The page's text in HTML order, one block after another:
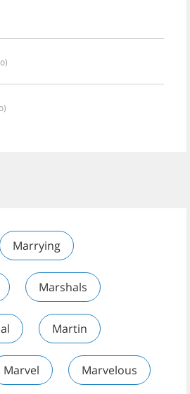
Marrying
Marshals
Martin
Marvel Marvelous